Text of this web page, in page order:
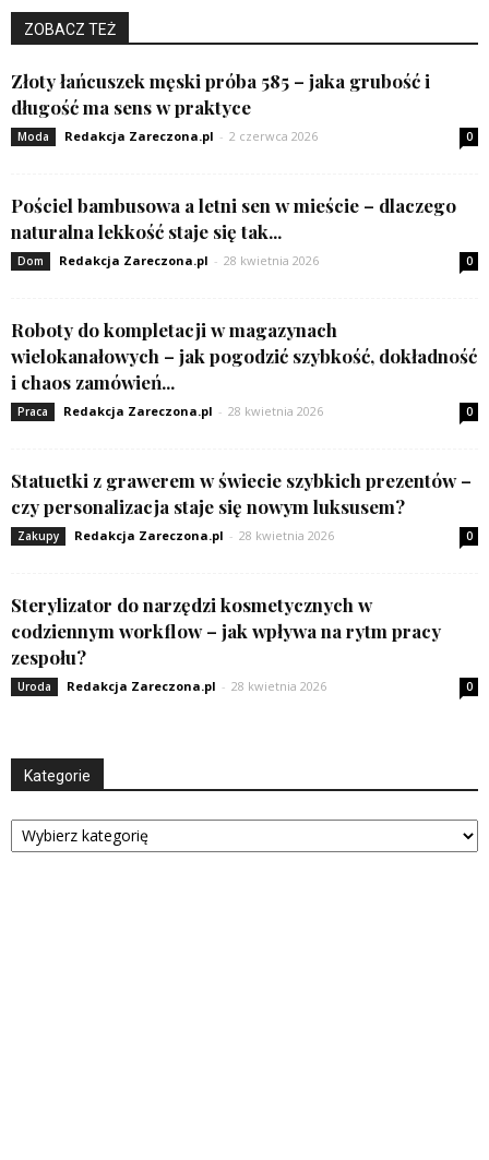
ZOBACZ TEŻ
Złoty łańcuszek męski próba 585 – jaka grubość i
długość ma sens w praktyce
Moda Redakcja Zareczona.pl - 2 czerwca 2026 0
Pościel bambusowa a letni sen w mieście – dlaczego
naturalna lekkość staje się tak...
Dom Redakcja Zareczona.pl - 28 kwietnia 2026 0
Roboty do kompletacji w magazynach
wielokanałowych – jak pogodzić szybkość, dokładność
i chaos zamówień...
Praca Redakcja Zareczona.pl - 28 kwietnia 2026 0
Statuetki z grawerem w świecie szybkich prezentów –
czy personalizacja staje się nowym luksusem?
Zakupy Redakcja Zareczona.pl - 28 kwietnia 2026 0
Sterylizator do narzędzi kosmetycznych w
codziennym workflow – jak wpływa na rytm pracy
zespołu?
Uroda Redakcja Zareczona.pl - 28 kwietnia 2026 0
Kategorie
Kategorie